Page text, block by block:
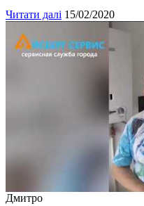
Читати далі 15/02/2020
Дмитро